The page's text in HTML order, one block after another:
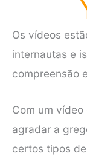
Os vídeos
internautas e
compreensão
Com um
agradar a
certos tipos